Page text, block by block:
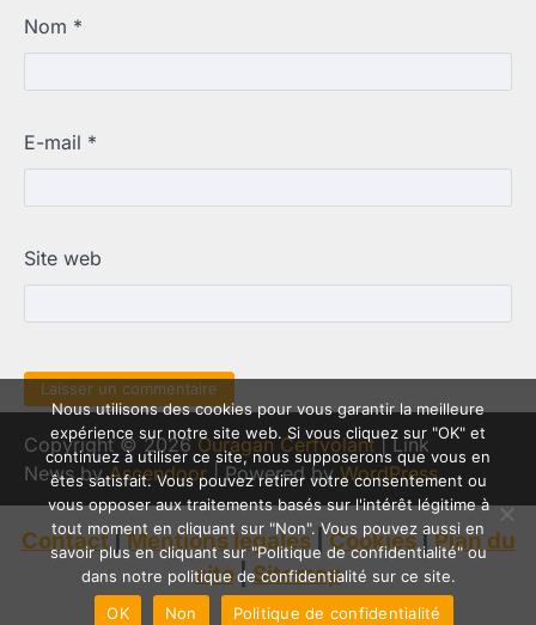
Nom *
E-mail *
Site web
Copyright © 2026Ouragan Cerfvolant| Link
News byAscendoor| Powered byWordPress.
Contact|Mentions légales|Cookies|Plan du
site|Sitemap
Nous utilisons des cookies pour vous garantir la meilleure
expérience sur notre site web. Si vous cliquez sur "OK" et
continuez à utiliser ce site, nous supposerons que vous en
êtes satisfait. Vous pouvez retirer votre consentement ou
vous opposer aux traitements basés sur l'intérêt légitime à
tout moment en cliquant sur "Non". Vous pouvez aussi en
savoir plus en cliquant sur "Politique de confidentialité" ou
dans notre politique de confidentialité sur ce site.
OK
Non Politique de confidentialité